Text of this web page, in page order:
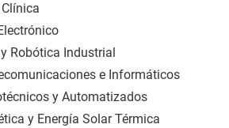
Robótica Industrial
e Informáticos
y Automatizados
y Energía Solar Térmica